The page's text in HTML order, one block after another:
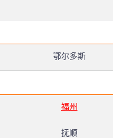
鄂尔多斯
福州
抚顺